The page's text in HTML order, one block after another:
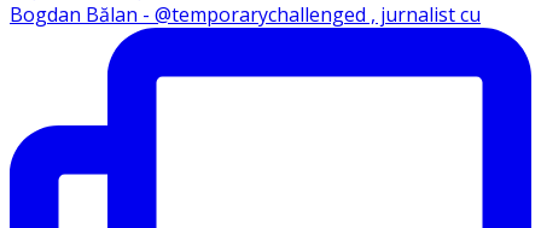
Bogdan Bălan - @temporarychallenged , jurnalist cu